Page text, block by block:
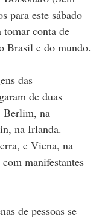
para este sábado
tomar conta de
Brasil e do mundo.
das
de duas
Berlim, na
na Irlanda.
e Viena, na
manifestantes
de pessoas se